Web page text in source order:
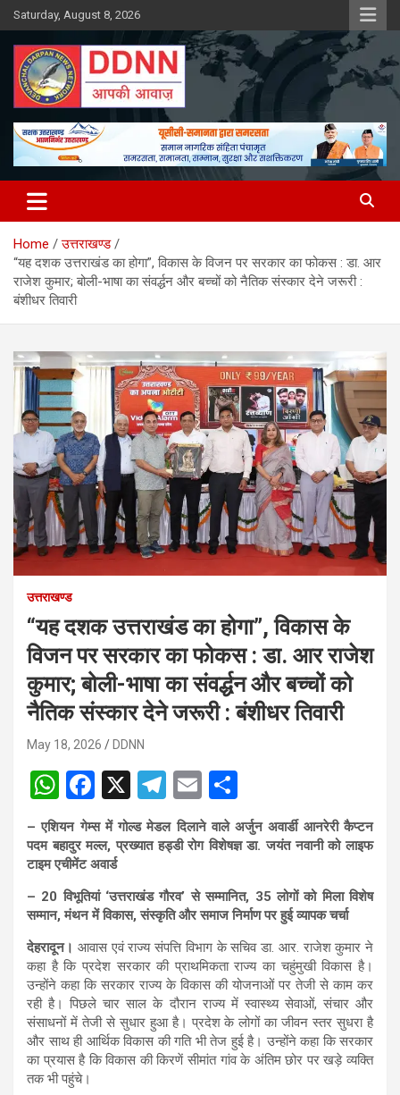
Skip
to
content
Saturday, August 8, 2026
DDNN
Home
उत्तराखण्ड
“यह दशक उत्तराखंड का होगा”, विकास के विजन पर सरकार का फोकस : डा. आर
राजेश कुमार; बोली-भाषा का संवर्द्धन और बच्चों को नैतिक संस्कार देने जरूरी :
बंशीधर तिवारी
उत्तराखण्ड
“यह दशक उत्तराखंड का होगा”, विकास के
विजन पर सरकार का फोकस : डा. आर राजेश
कुमार; बोली-भाषा का संवर्द्धन और बच्चों को
नैतिक संस्कार देने जरूरी : बंशीधर तिवारी
May 18, 2026 DDNN
W
h
at
s
A
p
p
F
a
ce
b
o
o
k
X
T
el
e
a
m
E
m
ail
h
ar
– एशियन गेम्स में गोल्ड मेडल दिलाने वाले अर्जुन अवार्डी आनरेरी कैप्टन
पदम बहादुर मल्ल, प्रख्यात हड्डी रोग विशेषज्ञ डा. जयंत नवानी को लाइफ
टाइम एचीमेंट अवार्ड
– 20 विभूतियां ‘उत्तराखंड गौरव’ से सम्मानित, 35 लोगों को मिला विशेष
सम्मान, मंथन में विकास, संस्कृति और समाज निर्माण पर हुई व्यापक चर्चा
देहरादून। आवास एवं राज्य संपत्ति विभाग के सचिव डा. आर. राजेश कुमार ने
कहा है कि प्रदेश सरकार की प्राथमिकता राज्य का चहुंमुखी विकास है।
उन्होंने कहा कि सरकार राज्य के विकास की योजनाओं पर तेजी से काम कर
रही है। पिछले चार साल के दौरान राज्य में स्वास्थ्य सेवाओं, संचार और
संसाधनों में तेजी से सुधार हुआ है। प्रदेश के लोगों का जीवन स्तर सुधरा है
और साथ ही आर्थिक विकास की गति भी तेज हुई है। उन्होंने कहा कि सरकार
का प्रयास है कि विकास की किरणें सीमांत गांव के अंतिम छोर पर खड़े व्यक्ति
तक भी पहुंचे।